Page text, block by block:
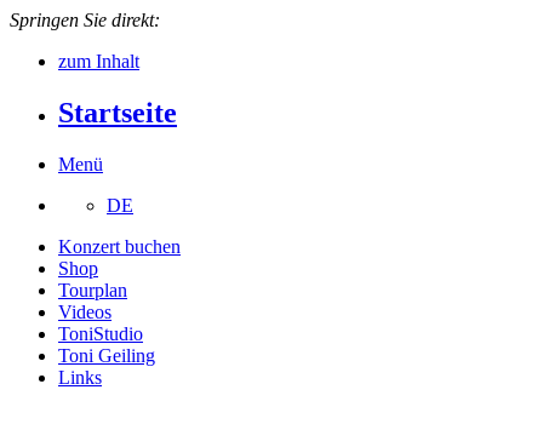
Springen Sie direkt:
zum Inhalt
Startseite
Menü
DE
Konzert buchen
Shop
Tourplan
Videos
ToniStudio
Toni Geiling
Links